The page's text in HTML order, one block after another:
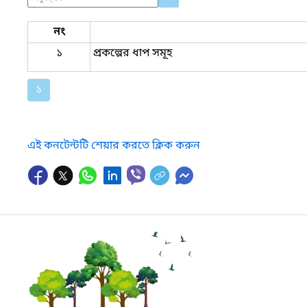
নং
১
প্রকল্পের ধাপ সমূহ
১
এই কনটেন্টটি শেয়ার করতে ক্লিক করুন